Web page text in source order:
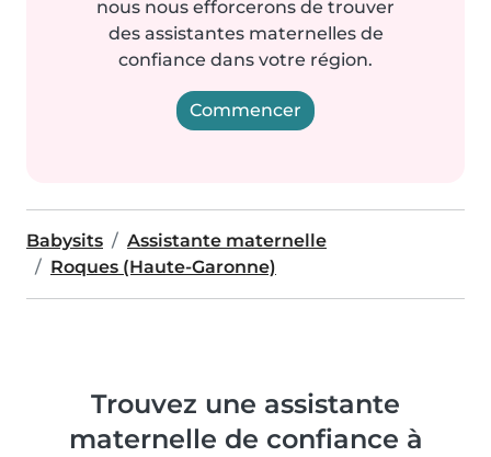
nous nous efforcerons de trouver
des assistantes maternelles de
confiance dans votre région.
Commencer
Babysits
Assistante maternelle
Roques (Haute-Garonne)
Trouvez une assistante
maternelle de confiance à